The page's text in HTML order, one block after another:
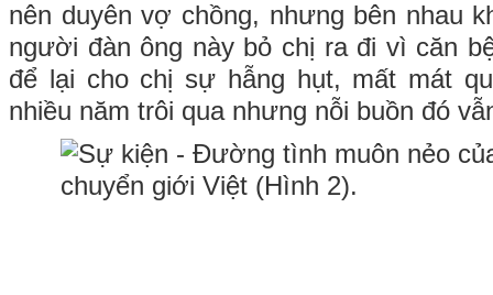
nên duyên vợ chồng, nhưng bên nhau
người đàn ông này bỏ chị ra đi vì căn
để lại cho chị sự hẫng hụt, mất mát
nhiều năm trôi qua nhưng nỗi buồn đó